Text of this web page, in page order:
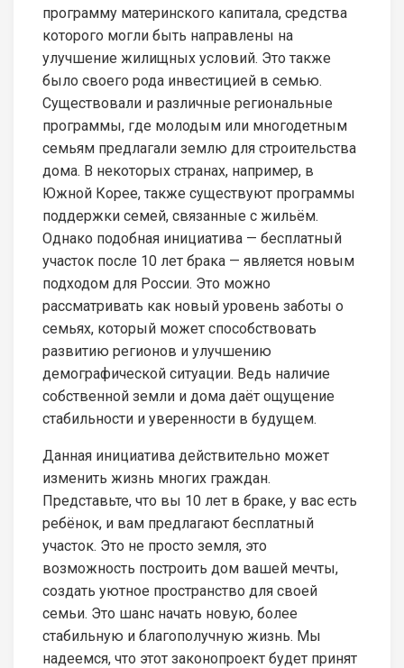
программу материнского капитала, средства
которого могли быть направлены на
улучшение жилищных условий. Это также
было своего рода инвестицией в семью.
Существовали и различные региональные
программы, где молодым или многодетным
семьям предлагали землю для строительства
дома. В некоторых странах, например, в
Южной Корее, также существуют программы
поддержки семей, связанные с жильём.
Однако подобная инициатива — бесплатный
участок после 10 лет брака — является новым
подходом для России. Это можно
рассматривать как новый уровень заботы о
семьях, который может способствовать
развитию регионов и улучшению
демографической ситуации. Ведь наличие
собственной земли и дома даёт ощущение
стабильности и уверенности в будущем.
Данная инициатива действительно может
изменить жизнь многих граждан.
Представьте, что вы 10 лет в браке, у вас есть
ребёнок, и вам предлагают бесплатный
участок. Это не просто земля, это
возможность построить дом вашей мечты,
создать уютное пространство для своей
семьи. Это шанс начать новую, более
стабильную и благополучную жизнь. Мы
надеемся, что этот законопроект будет принят